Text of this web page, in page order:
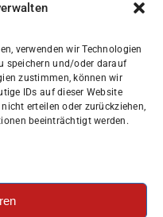
verwenden wir Technologien
speichern und/oder darauf
zustimmen, können wir
IDs auf dieser Website
erteilen oder zurückziehen,
beeinträchtigt werden.